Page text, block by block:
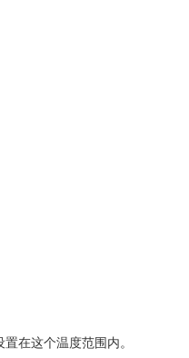
在这个温度范围内。